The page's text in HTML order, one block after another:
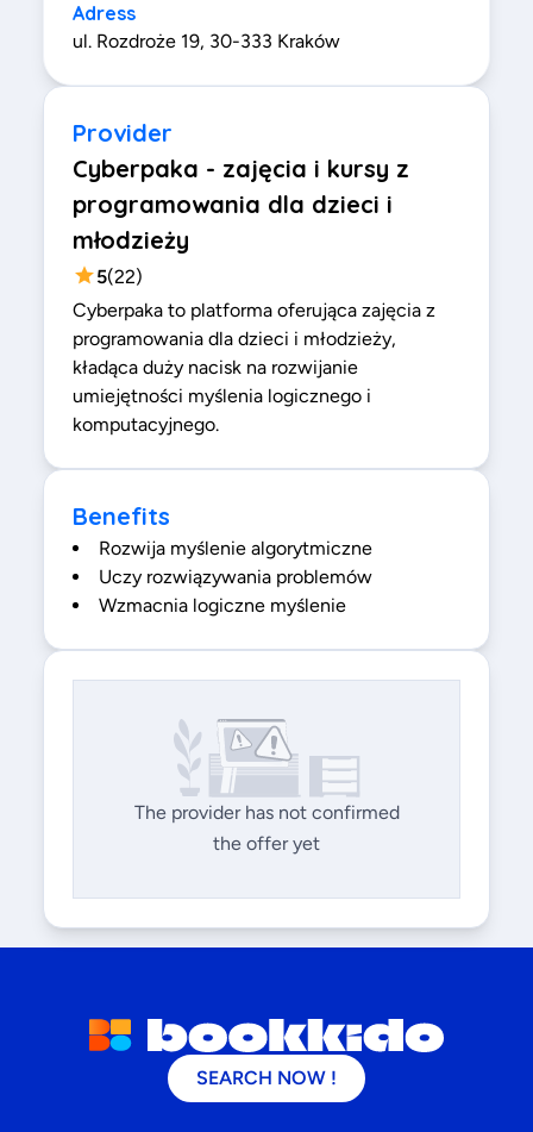
Adress
ul. Rozdroże 19, 30-333 Kraków
Provider
Cyberpaka - zajęcia i kursy z
programowania dla dzieci i
młodzieży
5(22)
Cyberpaka to platforma oferująca zajęcia z
programowania dla dzieci i młodzieży,
kładąca duży nacisk na rozwijanie
umiejętności myślenia logicznego i
komputacyjnego.
Benefits
Rozwija myślenie algorytmiczne
Uczy rozwiązywania problemów
Wzmacnia logiczne myślenie
The provider has not confirmed
the offer yet
SEARCH NOW !